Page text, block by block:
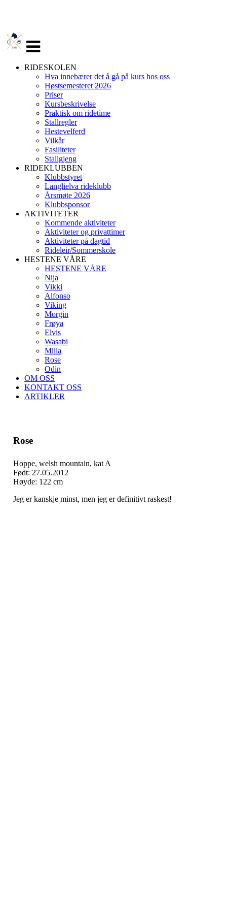
navigasjon
RIDESKOLEN
Hva innebærer det å gå på kurs hos oss
Høstsemesteret 2026
Priser
Kursbeskrivelse
Praktisk om ridetime
Stallregler
Hestevelferd
Vilkår
Fasiliteter
Stallgjeng
RIDEKLUBBEN
Klubbstyret
Langlielva rideklubb
Årsmøte 2026
Klubbsponsor
AKTIVITETER
Kommende aktiviteter
Aktiviteter og privattimer
Aktiviteter på dagtid
Rideleir/Sommerskole
HESTENE VÅRE
HESTENE VÅRE
Nija
Vikki
Alfonso
Viking
Morgin
Frøya
Elvis
Wasabi
Milla
Rose
Odin
OM OSS
KONTAKT OSS
ARTIKLER
Rose
Hoppe, welsh mountain, kat A
Født: 27.05.2012
Høyde: 122 cm
Jeg er kanskje minst, men jeg er definitivt raskest!